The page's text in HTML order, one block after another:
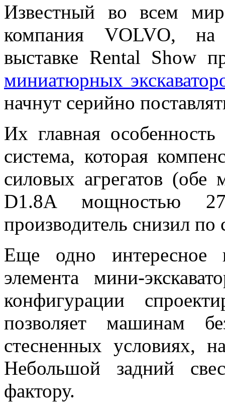
Известный во всем
компания VOLVO, на
выставке Rental Show
миниатюрных
начнут серийно
Их главная
система, которая
силовых агрегатов
D1.8A мощностью
производитель снизил
Еще одно интересное
элемента мини-
конфигурации
позволяет машинам
стесненных условиях,
Небольшой задний
фактору.